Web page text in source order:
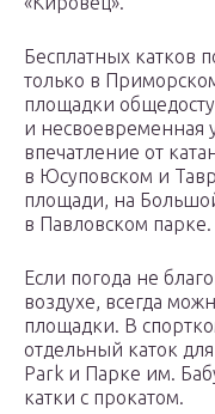
Бесплатных катков
только в
площадки
и несвоевременная
впечатление от
в Юсуповском и
площади, на
в Павловском парке.
Если погода не
воздухе, всегда
площадки. В
отдельный каток
Park и Парке им.
катки с прокатом.